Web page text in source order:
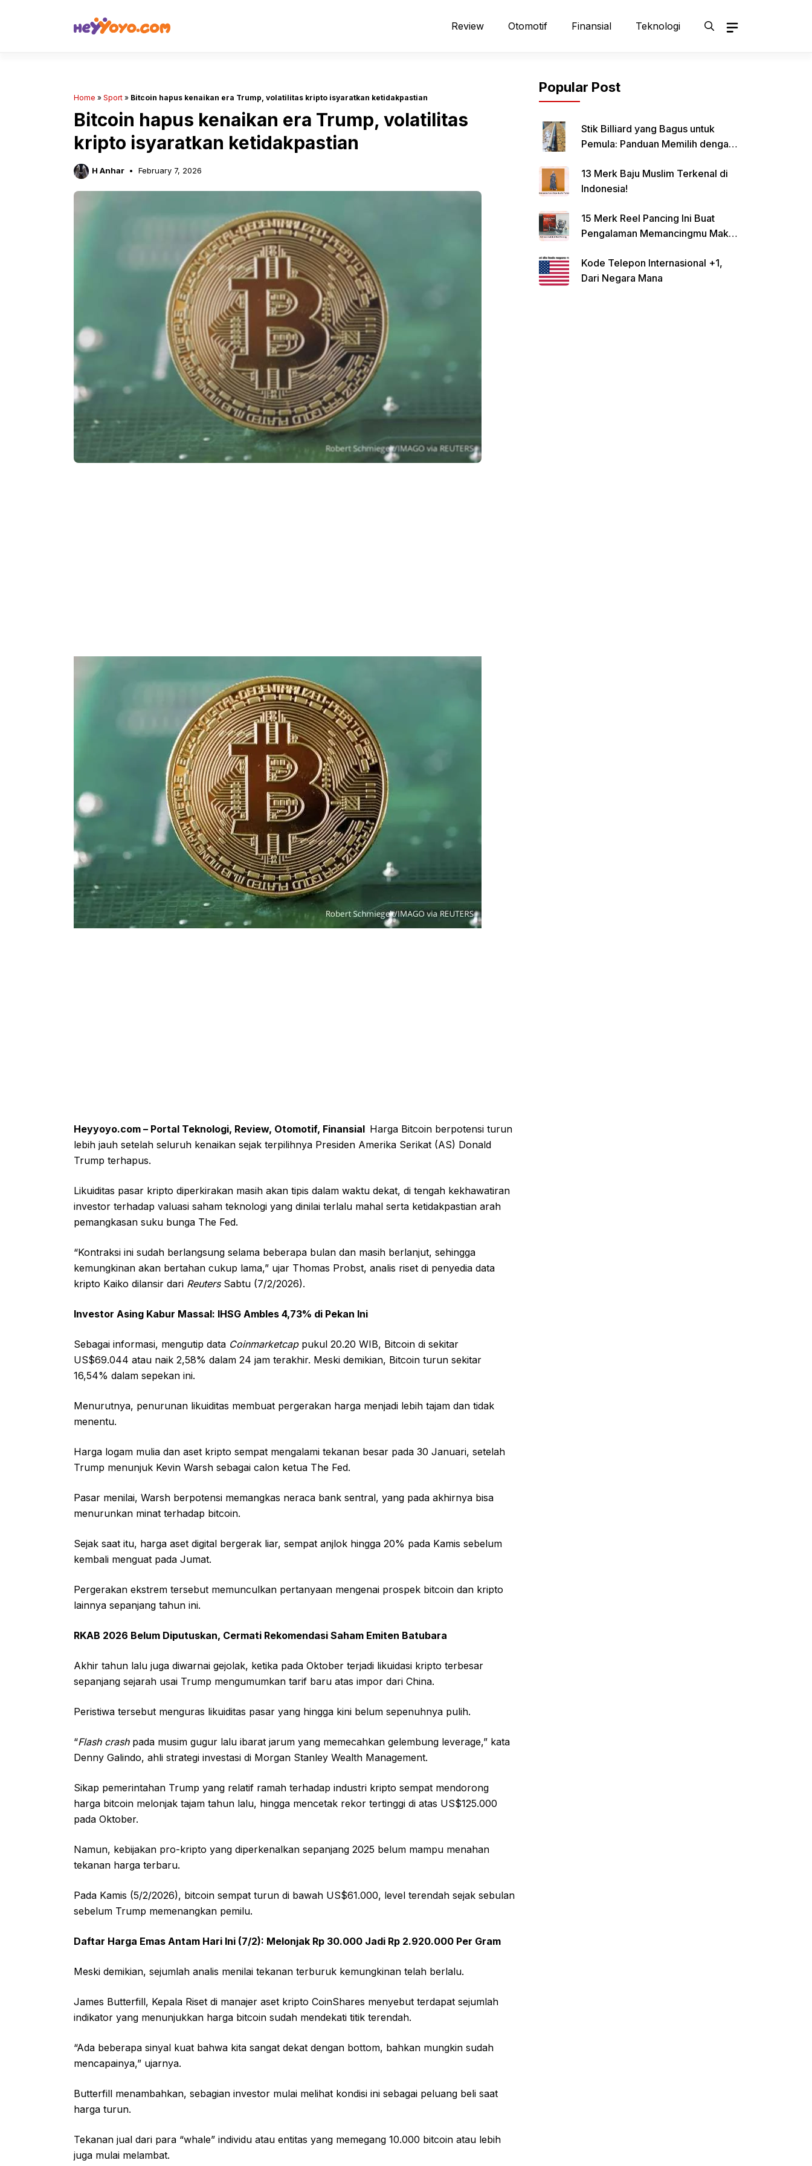
Review Otomotif Finansial Teknologi
Home » Sport » Bitcoin hapus kenaikan era Trump, volatilitas kripto isyaratkan ketidakpastian
Bitcoin hapus kenaikan era Trump, volatilitas
kripto isyaratkan ketidakpastian
H Anhar February 7, 2026
Heyyoyo.com – Portal Teknologi, Review, Otomotif, Finansial Harga Bitcoin berpotensi turun
lebih jauh setelah seluruh kenaikan sejak terpilihnya Presiden Amerika Serikat (AS) Donald
Trump terhapus.
Likuiditas pasar kripto diperkirakan masih akan tipis dalam waktu dekat, di tengah kekhawatiran
investor terhadap valuasi saham teknologi yang dinilai terlalu mahal serta ketidakpastian arah
pemangkasan suku bunga The Fed.
“Kontraksi ini sudah berlangsung selama beberapa bulan dan masih berlanjut, sehingga
kemungkinan akan bertahan cukup lama,” ujar Thomas Probst, analis riset di penyedia data
kripto Kaiko dilansir dari ReutersSabtu (7/2/2026).
Investor Asing Kabur Massal: IHSG Ambles 4,73% di Pekan Ini
Sebagai informasi, mengutip data Coinmarketcappukul 20.20 WIB, Bitcoin di sekitar
US$69.044 atau naik 2,58% dalam 24 jam terakhir. Meski demikian, Bitcoin turun sekitar
16,54% dalam sepekan ini.
Menurutnya, penurunan likuiditas membuat pergerakan harga menjadi lebih tajam dan tidak
menentu.
Harga logam mulia dan aset kripto sempat mengalami tekanan besar pada 30 Januari, setelah
Trump menunjuk Kevin Warsh sebagai calon ketua The Fed.
Pasar menilai, Warsh berpotensi memangkas neraca bank sentral, yang pada akhirnya bisa
menurunkan minat terhadap bitcoin.
Sejak saat itu, harga aset digital bergerak liar, sempat anjlok hingga 20% pada Kamis sebelum
kembali menguat pada Jumat.
Pergerakan ekstrem tersebut memunculkan pertanyaan mengenai prospek bitcoin dan kripto
lainnya sepanjang tahun ini.
RKAB 2026 Belum Diputuskan, Cermati Rekomendasi Saham Emiten Batubara
Akhir tahun lalu juga diwarnai gejolak, ketika pada Oktober terjadi likuidasi kripto terbesar
sepanjang sejarah usai Trump mengumumkan tarif baru atas impor dari China.
Peristiwa tersebut menguras likuiditas pasar yang hingga kini belum sepenuhnya pulih.
“Flash crashpada musim gugur lalu ibarat jarum yang memecahkan gelembung leverage,” kata
Denny Galindo, ahli strategi investasi di Morgan Stanley Wealth Management.
Sikap pemerintahan Trump yang relatif ramah terhadap industri kripto sempat mendorong
harga bitcoin melonjak tajam tahun lalu, hingga mencetak rekor tertinggi di atas US$125.000
pada Oktober.
Namun, kebijakan pro-kripto yang diperkenalkan sepanjang 2025 belum mampu menahan
tekanan harga terbaru.
Pada Kamis (5/2/2026), bitcoin sempat turun di bawah US$61.000, level terendah sejak sebulan
sebelum Trump memenangkan pemilu.
Daftar Harga Emas Antam Hari Ini (7/2): Melonjak Rp 30.000 Jadi Rp 2.920.000 Per Gram
Meski demikian, sejumlah analis menilai tekanan terburuk kemungkinan telah berlalu.
James Butterfill, Kepala Riset di manajer aset kripto CoinShares menyebut terdapat sejumlah
indikator yang menunjukkan harga bitcoin sudah mendekati titik terendah.
“Ada beberapa sinyal kuat bahwa kita sangat dekat dengan bottom, bahkan mungkin sudah
mencapainya,” ujarnya.
Butterfill menambahkan, sebagian investor mulai melihat kondisi ini sebagai peluang beli saat
harga turun.
Tekanan jual dari para “whale” individu atau entitas yang memegang 10.000 bitcoin atau lebih
juga mulai melambat.
Popular Post
Stik Billiard yang Bagus untuk
Pemula: Panduan Memilih dengan
13 Merk Baju Muslim Terkenal di
Indonesia!
15 Merk Reel Pancing Ini Buat
Pengalaman Memancingmu Makin
Kode Telepon Internasional +1,
Dari Negara Mana